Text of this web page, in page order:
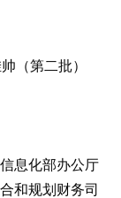
（第二批）
息化部办公厅
和规划财务司